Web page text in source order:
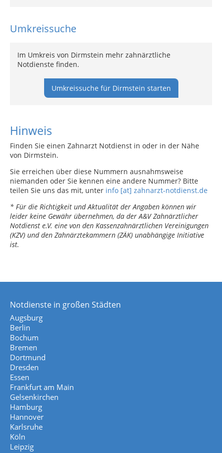
Umkreissuche
Im Umkreis von Dirmstein mehr zahnärztliche
Notdienste finden.
Umkreissuche für Dirmstein starten
Hinweis
Finden Sie einen Zahnarzt Notdienst in oder in der Nähe
von Dirmstein.
Sie erreichen über diese Nummern ausnahmsweise
niemanden oder Sie kennen eine andere Nummer? Bitte
teilen Sie uns das mit, unter info [at] zahnarzt-notdienst.de
* Für die Richtigkeit und Aktualität der Angaben können wir
leider keine Gewähr übernehmen, da der A&V Zahnärztlicher
Notdienst e.V. eine von den Kassenzahnärztlichen Vereinigungen
(KZV) und den Zahnärztekammern (ZÄK) unabhängige Initiative
ist.
Notdienste in großen Städten
Augsburg
Berlin
Bochum
Bremen
Dortmund
Dresden
Essen
Frankfurt am Main
Gelsenkirchen
Hamburg
Hannover
Karlsruhe
Köln
Leipzig